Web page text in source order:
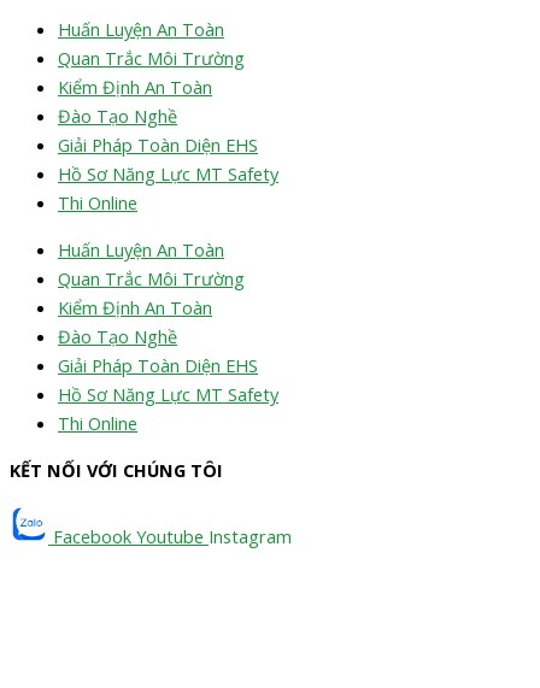
Huấn Luyện An Toàn
Quan Trắc Môi Trường
Kiểm Định An Toàn
Đào Tạo Nghề
Giải Pháp Toàn Diện EHS
Hồ Sơ Năng Lực MT Safety
Thi Online
Huấn Luyện An Toàn
Quan Trắc Môi Trường
Kiểm Định An Toàn
Đào Tạo Nghề
Giải Pháp Toàn Diện EHS
Hồ Sơ Năng Lực MT Safety
Thi Online
KẾT NỐI VỚI CHÚNG TÔI
Facebook Youtube Instagram